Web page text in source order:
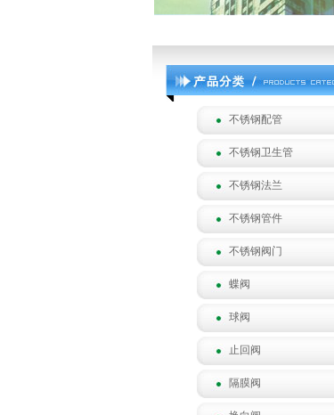
不锈钢配管
不锈钢卫生管
不锈钢法兰
不锈钢管件
不锈钢阀门
蝶阀
球阀
止回阀
隔膜阀